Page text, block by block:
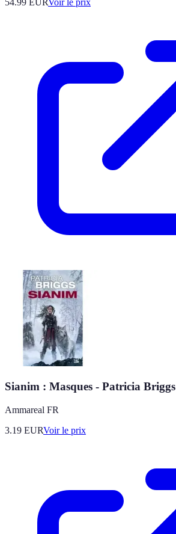
54.99 EURVoir le prix
Sianim : Masques - Patricia Briggs
Ammareal FR
3.19 EURVoir le prix